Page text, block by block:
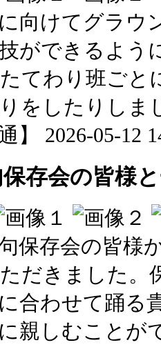
向けてグラウ
ができるよう
てわり班ごと
をしたりしま
】 2026-05-12
存会の皆様
保存会の皆様
だきました。
合わせて踊る
親しむことが